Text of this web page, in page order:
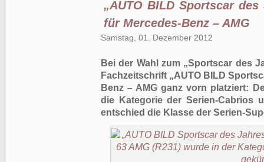
„AUTO BILD Sportscar
für Mercedes-Benz – AMG
Samstag, 01. Dezember 2012
Bei der Wahl zum „Sportscar des
Fachzeitschrift „AUTO BILD
Benz – AMG ganz vorn platziert:
die Kategorie der Serien-Cabrios
entschied die Klasse der Serien-